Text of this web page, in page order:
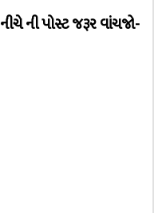
ની પોસ્ટ જરૂર વાંચજો-